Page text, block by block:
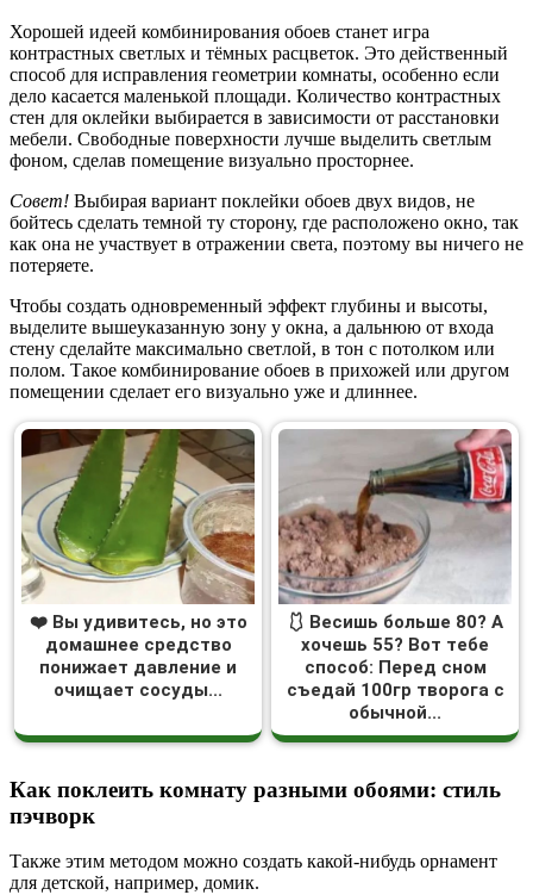
Хорошей идеей комбинирования обоев станет игра
контрастных светлых и тёмных расцветок. Это действенный
способ для исправления геометрии комнаты, особенно если
дело касается маленькой площади. Количество контрастных
стен для оклейки выбирается в зависимости от расстановки
мебели. Свободные поверхности лучше выделить светлым
фоном, сделав помещение визуально просторнее.
Совет! Выбирая вариант поклейки обоев двух видов, не
бойтесь сделать темной ту сторону, где расположено окно, так
как она не участвует в отражении света, поэтому вы ничего не
потеряете.
Чтобы создать одновременный эффект глубины и высоты,
выделите вышеуказанную зону у окна, а дальнюю от входа
стену сделайте максимально светлой, в тон с потолком или
полом. Такое комбинирование обоев в прихожей или другом
помещении сделает его визуально уже и длиннее.
❤️ Вы удивитесь, но это
домашнее средство
понижает давление и
очищает сосуды...
🩱 Весишь больше 80? А
хочешь 55? Вот тебе
способ: Перед сном
съедай 100гр творога с
обычной...
Как поклеить комнату разными обоями: стиль
пэчворк
Также этим методом можно создать какой-нибудь орнамент
для детской, например, домик.